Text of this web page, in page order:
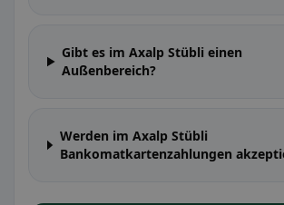
Gibt es im Axalp Stübli einen
Außenbereich?
Werden im Axalp Stübli
Bankomatkartenzahlungen